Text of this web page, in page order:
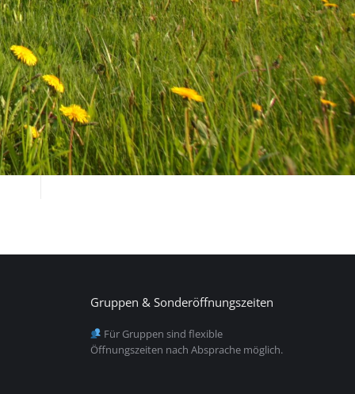
Gruppen & Sonderöffnungszeiten
Für Gruppen sind flexible
Öffnungszeiten nach Absprache möglich.